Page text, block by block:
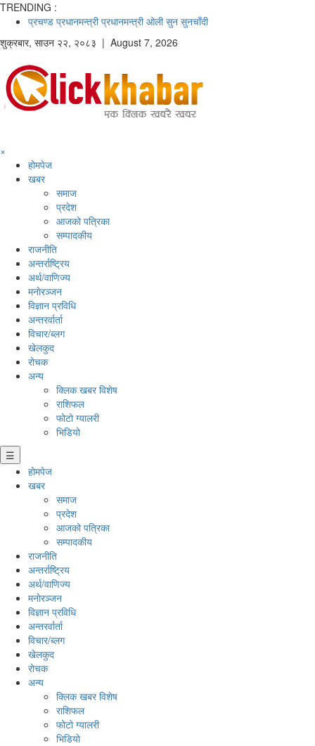
TRENDING :
प्रचण्ड प्रधानमन्त्री प्रधानमन्त्री ओली सुन सुनचाँदी
शुक्रबार, साउन २२, २०८३ | August 7, 2026
×
होमपेज
खबर
समाज
प्रदेश
आजको पत्रिका
सम्पादकीय
राजनीति
अन्तर्राष्ट्रिय
अर्थ/वाणिज्य
मनाेरञ्जन
विज्ञान प्रविधि
अन्तरर्वार्ता
विचार/ब्लग
खेलकुद
रोचक
अन्य
क्लिक खबर विशेष
राशिफल
फोटो ग्यालरी
भिडियो
☰
होमपेज
खबर
समाज
प्रदेश
आजको पत्रिका
सम्पादकीय
राजनीति
अन्तर्राष्ट्रिय
अर्थ/वाणिज्य
मनाेरञ्जन
विज्ञान प्रविधि
अन्तरर्वार्ता
विचार/ब्लग
खेलकुद
रोचक
अन्य
क्लिक खबर विशेष
राशिफल
फोटो ग्यालरी
भिडियो